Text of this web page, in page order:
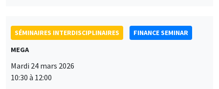
SÉMINAIRES INTERDISCIPLINAIRES
FINANCE SEMINAR
MEGA
Mardi 24 mars 2026
10:30 à 12:00